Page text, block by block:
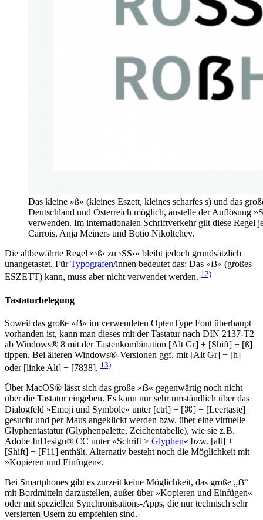
Das kleine »ß« (kleines Eszett, kleines scharfes s) und das
Deutschland und Österreich möglich, anstelle der Auflösung
verwenden. Im internationalen Schriftverkehr gilt diese Regel
Carrois, Anja Meiners und Botio Nikoltchev.
Die altbewährte Regel »›ß‹ zu ›SS‹« bleibt jedoch grundsätzlich
unangetastet. FürTypografen/innen bedeutet das: Das »ẞ« (großes
ESZETT) kann, muss aber nicht verwendet werden. 12)
Tastaturbelegung
Soweit das große »ẞ« im verwendeten OptenType Font überhaupt
vorhanden ist, kann man dieses mit der Tastatur nach DIN 2137-T2
ab Windows® 8 mit der Tastenkombination [Alt Gr] + [Shift] + [ß]
tippen. Bei älteren Windows®-Versionen ggf. mit [Alt Gr] + [h]
oder [linke Alt] + [7838]. 13)
Über MacOS® lässt sich das große »ẞ« gegenwärtig noch nicht
über die Tastatur eingeben. Es kann nur sehr umständlich über das
Dialogfeld »Emoji und Symbole« unter [ctrl] + [⌘] + [Leertaste]
gesucht und per Maus angeklickt werden bzw. über eine virtuelle
Glyphentastatur (Glyphenpalette, Zeichentabelle), wie sie z.B.
Adobe InDesign® CC unter »Schrift > Glyphen« bzw. [alt] +
[Shift] + [F11] enthält. Alternativ besteht noch die Möglichkeit mit
»Kopieren und Einfügen«.
Bei Smartphones gibt es zurzeit keine Möglichkeit, das große „ẞ“
mit Bordmitteln darzustellen, außer über »Kopieren und Einfügen«
oder mit speziellen Synchronisations-Apps, die nur technisch sehr
versierten Usern zu empfehlen sind.